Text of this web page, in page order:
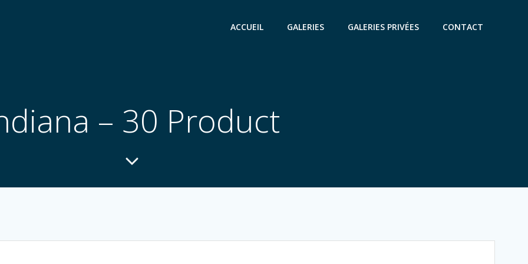
ACCUEIL GALERIES GALERIES PRIVÉES CONTACT
– 30 Product